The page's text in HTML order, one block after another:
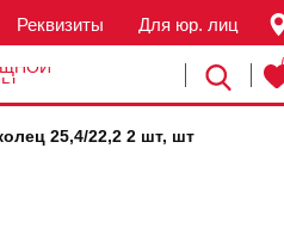
Для юр. лиц
Реквизиты
25,4/22,2 2 шт, шт